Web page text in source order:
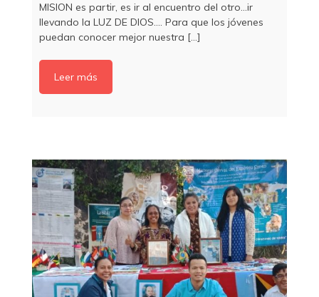
MISION es partir, es ir al encuentro del otro...ir
llevando la LUZ DE DIOS.... Para que los jóvenes
puedan conocer mejor nuestra [...]
Leer más